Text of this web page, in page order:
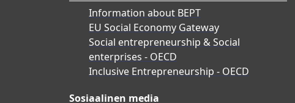
Information about BEPT
EU Social Economy Gateway
Social entrepreneurship & Social
enterprises - OECD
Inclusive Entrepreneurship - OECD
Sosiaalinen media